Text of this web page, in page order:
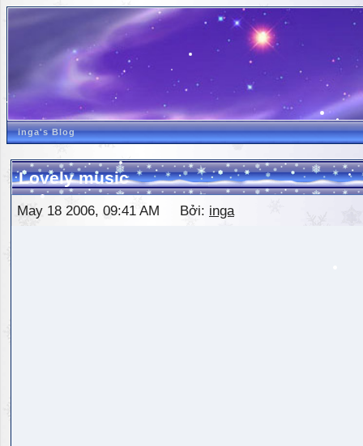
inga's Blog
Lovely music
May 18 2006, 09:41 AM Bởi: inga